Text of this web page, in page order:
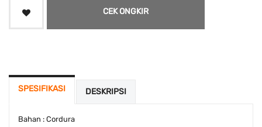
CEK ONGKIR
SPESIFIKASI DESKRIPSI
Bahan : Cordura